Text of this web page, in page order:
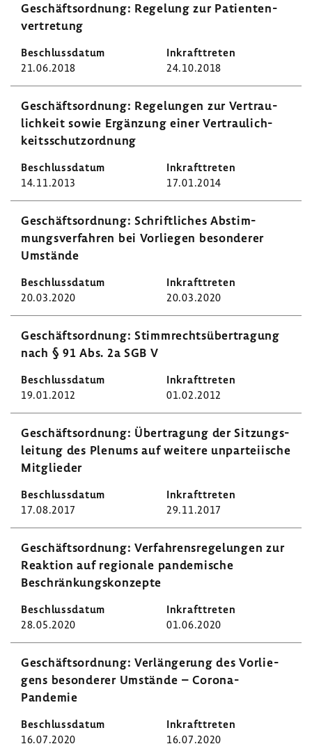
Geschäfts­ord­nung: Rege­lung zur Pati­en­ten­
ver­tre­tung
21.06.2018 24.10.2018
Geschäfts­ord­nung: Rege­lungen zur Vertrau­
lich­keit sowie Ergän­zung einer Vertrau­lich­
keits­schutz­ord­nung
14.11.2013 17.01.2014
Geschäfts­ord­nung: Schrift­li­ches Abstim­
mungs­ver­fahren bei Vorliegen beson­derer
Umstände
20.03.2020 20.03.2020
Geschäfts­ord­nung: Stimm­rechts­über­tra­gung
nach § 91 Abs. 2a SGB V
19.01.2012 01.02.2012
Geschäfts­ord­nung: Über­tra­gung der Sitzungs­
lei­tung des Plenums auf weitere unpar­tei­ische
Mitglieder
17.08.2017 29.11.2017
Geschäfts­ord­nung: Verfah­rens­re­ge­lungen zur
Reak­tion auf regio­nale pande­mi­sche
Beschrän­kungs­kon­zepte
28.05.2020 01.06.2020
Geschäfts­ord­nung: Verlän­ge­rung des Vorlie­
gens beson­derer Umstände – Corona-​
Pandemie
16.07.2020 16.07.2020